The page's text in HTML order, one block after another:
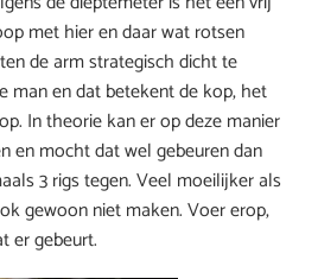
met hier en daar wat rotsen
de arm strategisch dicht te
man en dat betekent de kop, het
In theorie kan er op deze manier
en mocht dat wel gebeuren dan
3 rigs tegen. Veel moeilijker als
gewoon niet maken. Voer erop,
er gebeurt.